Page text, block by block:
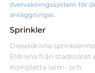
övervakningssystem för
anläggningar.
Sprinkler
Dieseldrivna
Eldrivna från stadsnätet
Kompletta larm- och